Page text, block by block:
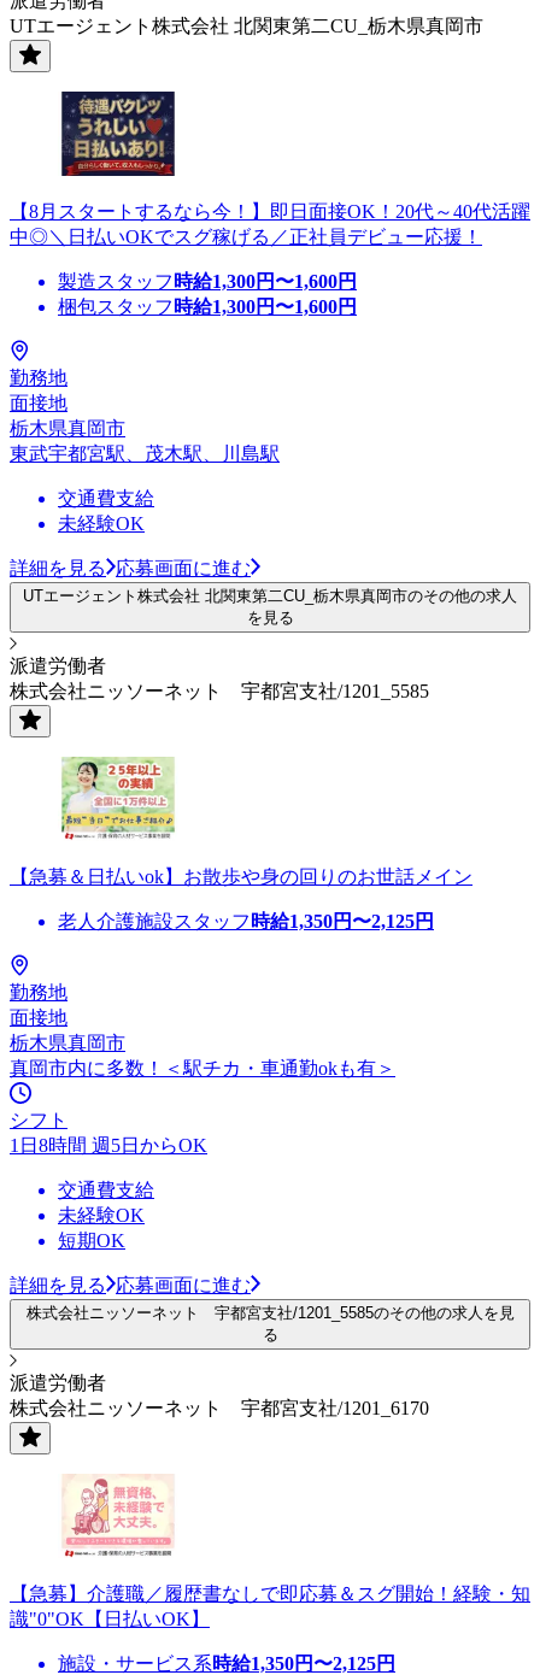
UTエージェント株式会社 北関東第二CU_栃木県真岡市
【8月スタートするなら今！】即日面接OK！20代～40代活躍
中◎＼日払いOKでスグ稼げる／正社員デビュー応援！
製造スタッフ 時給1,300円〜1,600円
梱包スタッフ 時給1,300円〜1,600円
勤務地
面接地
栃木県真岡市
東武宇都宮駅、茂木駅、川島駅
交通費支給
未経験OK
詳細を見る 応募画面に進む
UTエージェント株式会社 北関東第二CU_栃木県真岡市のその他の求人
を見る
派遣労働者
株式会社ニッソーネット 宇都宮支社/1201_5585
【急募＆日払いok】お散歩や身の回りのお世話メイン
老人介護施設スタッフ 時給1,350円〜2,125円
勤務地
面接地
栃木県真岡市
真岡市内に多数！＜駅チカ・車通勤okも有＞
シフト
1日8時間 週5日からOK
交通費支給
未経験OK
短期OK
詳細を見る 応募画面に進む
株式会社ニッソーネット 宇都宮支社/1201_5585のその他の求人を見
る
派遣労働者
株式会社ニッソーネット 宇都宮支社/1201_6170
【急募】介護職／履歴書なしで即応募＆スグ開始！経験・知
識"0"OK【日払いOK】
施設・サービス系時給1,350円〜2,125円